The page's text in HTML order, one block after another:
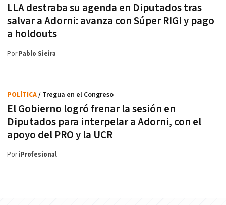
LLA destraba su agenda en Diputados tras
salvar a Adorni: avanza con Súper RIGI y pago
a holdouts
PorPablo Sieira
El Gobierno logró frenar la sesión en
Diputados para interpelar a Adorni, con el
apoyo del PRO y la UCR
POLÍTICA/ Tregua en el Congreso
PoriProfesional